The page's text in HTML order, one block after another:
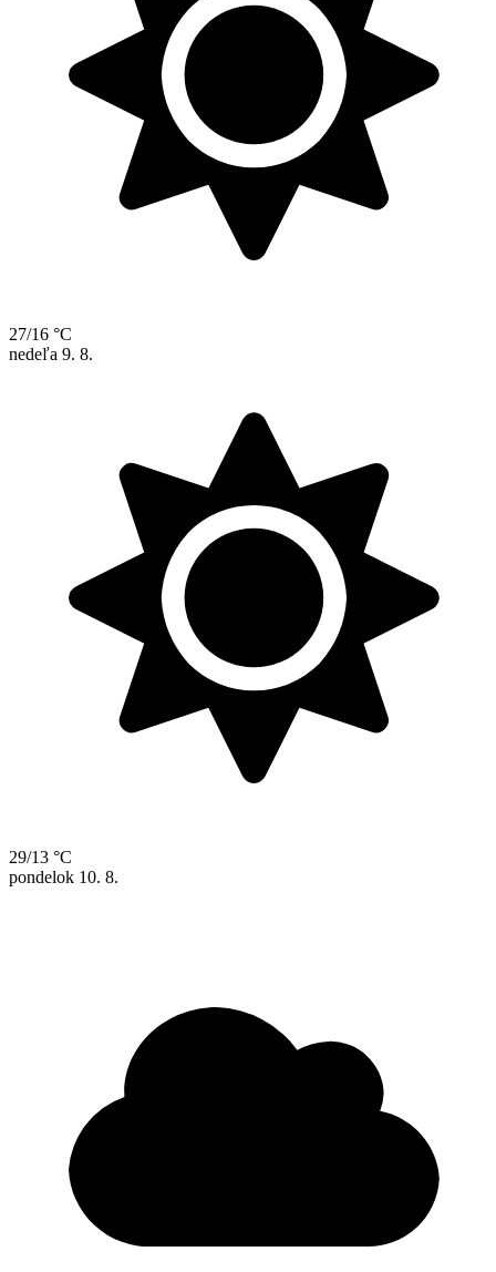
27/16 °C
nedeľa 9. 8.
29/13 °C
pondelok 10. 8.